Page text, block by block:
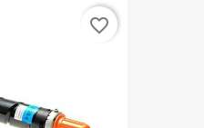
favorite_border